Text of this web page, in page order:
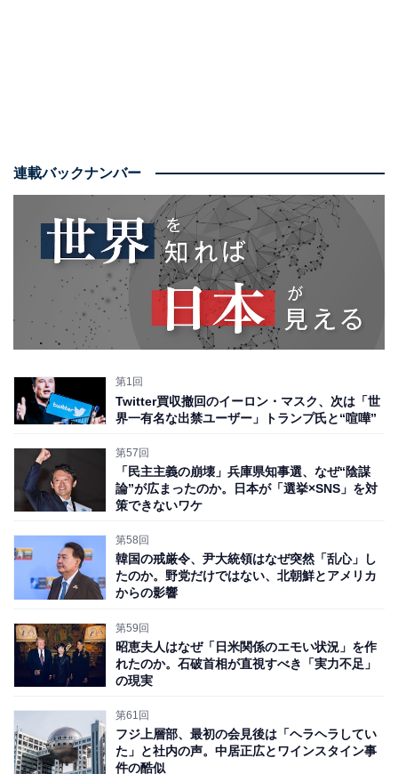
な予想外の動きが見られたこともあり、第二次政権も世
界で台風の目になると予想される。そしてその行方を世
界中が戦々恐々として注目している。
そこで今回は、2025年の世界情勢について、何が起きそ
うなのか分かりやすくひも解いてみたい。
就任後、本当に戦争は「24時間」で終わるのか
まずトランプ氏の公約を見ていこう。最初はウクライナ
ロシアとウクライナの紛争を「24時間で終わらせる」と
主張してきた。トランプ氏は元々、ウラジーミル・プー
チン大統領とは直接対話をしてきた関係性があり、一方
連載バックナンバー
第1回
Twitter買収撤回のイーロン・マスク、次は「世
界一有名な出禁ユーザー」トランプ氏と“喧嘩”
第57回
「民主主義の崩壊」兵庫県知事選、なぜ“陰謀
論”が広まったのか。日本が「選挙×SNS」を対
策できないワケ
第58回
韓国の戒厳令、尹大統領はなぜ突然「乱心」し
たのか。野党だけではない、北朝鮮とアメリカ
からの影響
第59回
昭恵夫人はなぜ「日米関係のエモい状況」を作
れたのか。石破首相が直視すべき「実力不足」
の現実
第61回
フジ上層部、最初の会見後は「ヘラヘラしてい
た」と社内の声。中居正広とワインスタイン事
件の酷似